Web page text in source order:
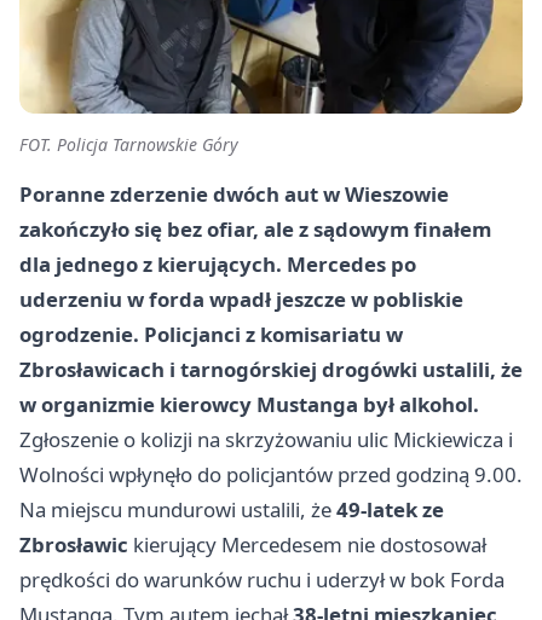
FOT. Policja Tarnowskie Góry
Poranne zderzenie dwóch aut w Wieszowie
zakończyło się bez ofiar, ale z sądowym finałem
dla jednego z kierujących. Mercedes po
uderzeniu w forda wpadł jeszcze w pobliskie
ogrodzenie. Policjanci z komisariatu w
Zbrosławicach i tarnogórskiej drogówki ustalili, że
w organizmie kierowcy Mustanga był alkohol.
Zgłoszenie o kolizji na skrzyżowaniu ulic Mickiewicza i
Wolności wpłynęło do policjantów przed godziną 9.00.
Na miejscu mundurowi ustalili, że49-latek ze
Zbrosławic kierujący Mercedesem nie dostosował
prędkości do warunków ruchu i uderzył w bok Forda